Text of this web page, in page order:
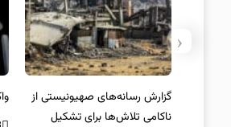
واکنش نتانیاهو به حمله استرالیا
‹